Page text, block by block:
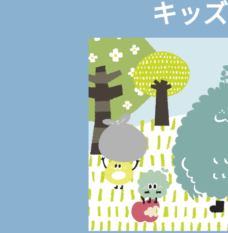
キッ